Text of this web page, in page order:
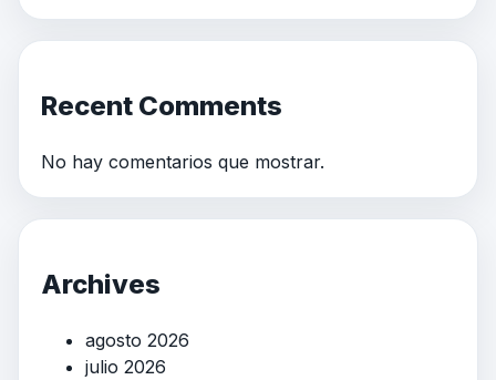
Recent Comments
No hay comentarios que mostrar.
Archives
agosto 2026
julio 2026